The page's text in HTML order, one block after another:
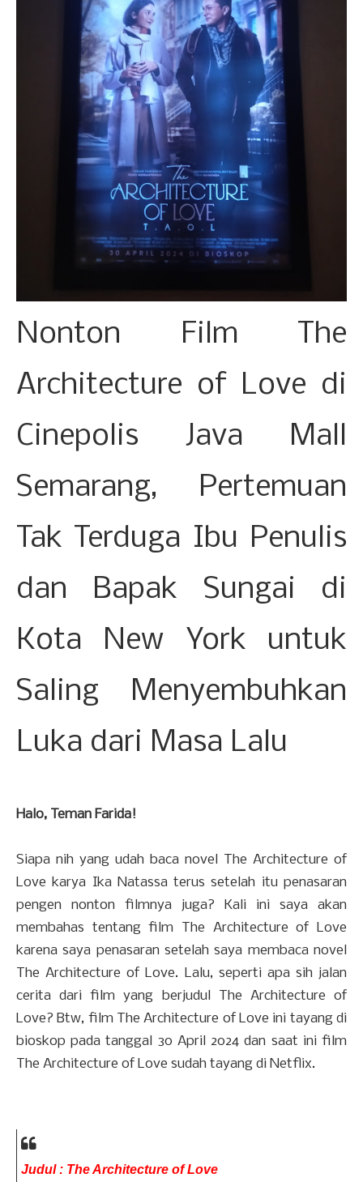
Nonton Film The
Architecture of Love di
Cinepolis Java Mall
Semarang, Pertemuan
Tak Terduga Ibu Penulis
dan Bapak Sungai di
Kota New York untuk
Saling Menyembuhkan
Luka dari Masa Lalu
Halo, Teman Farida!
Siapa nih yang udah baca novel The Architecture of
Love karya Ika Natassa terus setelah itu penasaran
pengen nonton filmnya juga? Kali ini saya akan
membahas tentang film The Architecture of Love
karena saya penasaran setelah saya membaca novel
The Architecture of Love. Lalu, seperti apa sih jalan
cerita dari film yang berjudul The Architecture of
Love? Btw, film The Architecture of Love ini tayang di
bioskop pada tanggal 30 April 2024 dan saat ini film
The Architecture of Love sudah tayang di Netflix.
Judul : The Architecture of Love